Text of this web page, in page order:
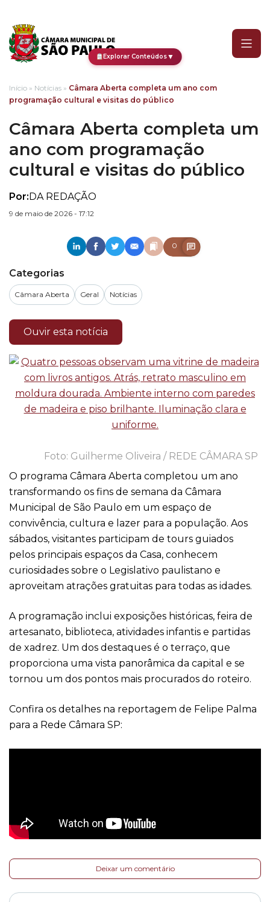
Explorar Conteúdos▼
Início » Notícias » Câmara Aberta completa um ano com
programação cultural e visitas do público
Câmara Aberta completa um
ano com programação
cultural e visitas do público
Por:DA REDAÇÃO
9 de maio de 2026 - 17:12
0
Categorias
Câmara Aberta Geral Notícias
Ouvir esta notícia
Guilherme Oliveira / REDE CÂMARA SP
O programa Câmara Aberta completou um ano
transformando os fins de semana da Câmara
Municipal de São Paulo em um espaço de
convivência, cultura e lazer para a população. Aos
sábados, visitantes participam de tours guiados
pelos principais espaços da Casa, conhecem
curiosidades sobre o Legislativo paulistano e
aproveitam atrações gratuitas para todas as idades.
A programação inclui exposições históricas, feira de
artesanato, biblioteca, atividades infantis e partidas
de xadrez. Um dos destaques é o terraço, que
proporciona uma vista panorâmica da capital e se
tornou um dos pontos mais procurados do roteiro.
Confira os detalhes na reportagem de Felipe Palma
para a Rede Câmara SP:
Deixar um comentário